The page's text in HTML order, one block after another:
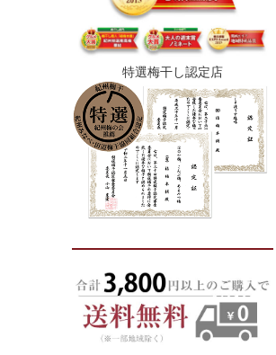
特選梅干し認定店